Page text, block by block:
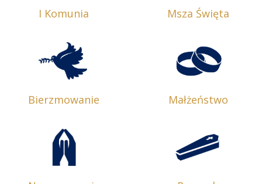
I Komunia Msza Święta
Bierzmowanie Małżeństwo